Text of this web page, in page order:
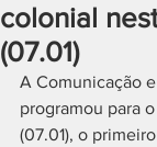
colonial
(07.01)
A Comunicação
programou para
(07.01), o